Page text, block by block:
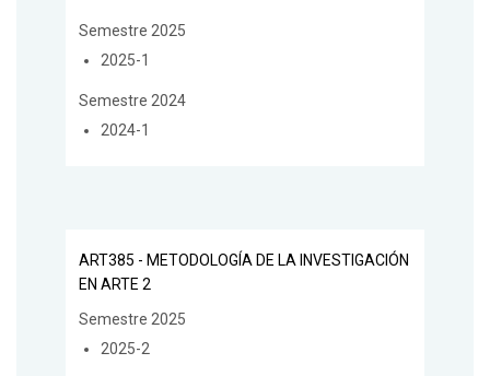
Semestre 2025
2025-1
Semestre 2024
2024-1
ART385 - METODOLOGÍA DE LA INVESTIGACIÓN
EN ARTE 2
Semestre 2025
2025-2